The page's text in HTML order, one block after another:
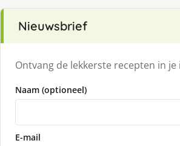
Nieuwsbrief
Ontvang de lekkerste recepten in je
Naam (optioneel)
E-mail